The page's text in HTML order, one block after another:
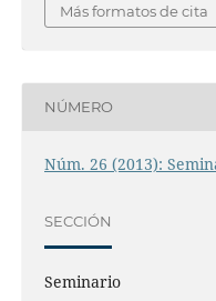
Más formatos de cita
NÚMERO
Núm. 26 (2013):
SECCIÓN
Seminario